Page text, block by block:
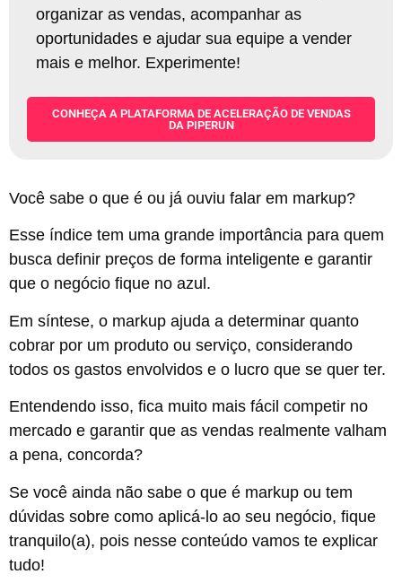
organizar as vendas, acompanhar as
oportunidades e ajudar sua equipe a vender
mais e melhor. Experimente!
CONHEÇA A PLATAFORMA DE ACELERAÇÃO DE VENDAS
DA PIPERUN
Você sabe o que é ou já ouviu falar em markup?
Esse índice tem uma grande importância para quem
busca definir preços de forma inteligente e garantir
que o negócio fique no azul.
Em síntese, o markup ajuda a determinar quanto
cobrar por um produto ou serviço, considerando
todos os gastos envolvidos e o lucro que se quer ter.
Entendendo isso, fica muito mais fácil competir no
mercado e garantir que as vendas realmente valham
a pena, concorda?
Se você ainda não sabe o que é markup ou tem
dúvidas sobre como aplicá-lo ao seu negócio, fique
tranquilo(a), pois nesse conteúdo vamos te explicar
tudo!